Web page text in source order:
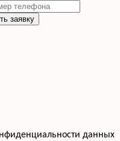
заявку
данных